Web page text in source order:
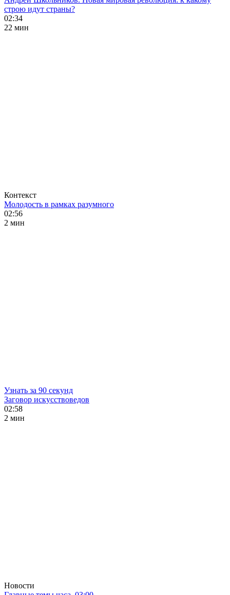
строю идут страны?
02:34
22 мин
Контекст
Молодость в рамках разумного
02:56
2 мин
Узнать за 90 секунд
Заговор искусствоведов
02:58
2 мин
Новости